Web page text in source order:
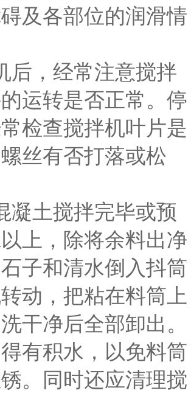
及各部位的润滑情
，经常注意搅拌
运转是否正常。停
检查搅拌机叶片是
丝有否打落或松
土搅拌完毕或预
上，除将余料出净
子和清水倒入抖筒
动，把粘在料筒上
干净后全部卸出。
有积水，以免料筒
。同时还应清理搅